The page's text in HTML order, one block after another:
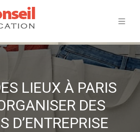
LIEUX À PARIS
DES
D’ENTREPRISE